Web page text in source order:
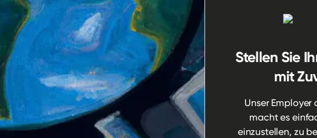
Stellen Sie
mit
Unser Employer
macht es
einzustellen, zu